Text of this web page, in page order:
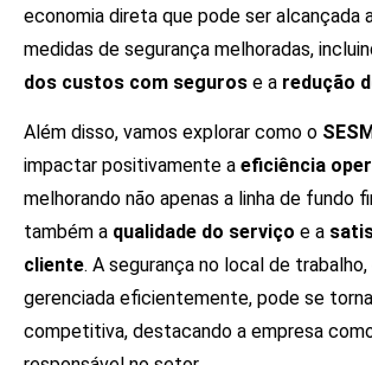
economia direta que pode ser alcançada
medidas de segurança melhoradas,
dos custos com seguros e a redução
Além disso, vamos explorar como o
impactar positivamente a eficiência
melhorando não apenas a linha de fundo
também a qualidade do serviço e a
cliente. A segurança no local de trabalho,
gerenciada eficientemente, pode se
competitiva, destacando a empresa